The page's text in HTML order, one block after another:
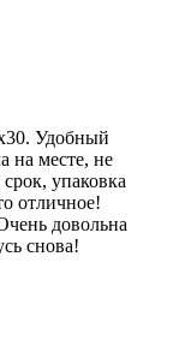
Удобный
на месте, не
упаковка
отличное!
довольна
снова!